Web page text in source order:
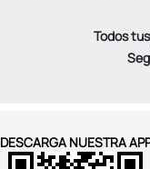
Todos
DESCARGA NUESTRA